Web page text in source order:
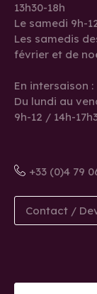
13h30-18h
Le samedi 9h-
Les samedis
février et de
En intersaison :
Du lundi au
9h-12 / 14h-
+33 (0)4 79
Contact /